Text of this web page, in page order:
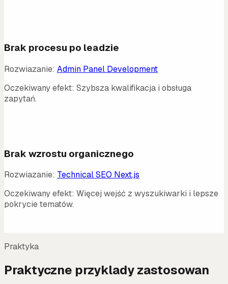
Brak procesu po leadzie
Rozwiazanie: Admin Panel Development
Oczekiwany efekt: Szybsza kwalifikacja i obsługa
zapytań.
Brak wzrostu organicznego
Rozwiazanie: Technical SEO Next.js
Oczekiwany efekt: Więcej wejść z wyszukiwarki i lepsze
pokrycie tematów.
Praktyka
Praktyczne przyklady zastosowan